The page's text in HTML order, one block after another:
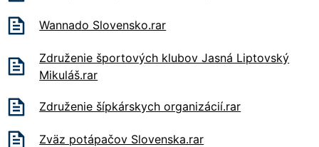
Wannado Slovensko.rar
Združenie športových klubov Jasná Liptovský
Mikuláš.rar
Združenie šípkárskych organizácií.rar
Zväz potápačov Slovenska.rar